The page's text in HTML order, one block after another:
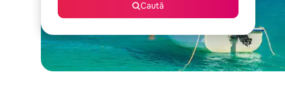
Caută